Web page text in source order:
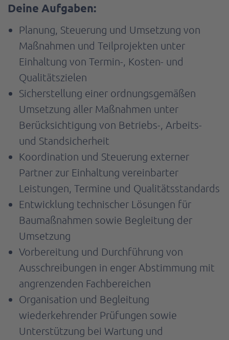
Deine Aufgaben:
Planung, Steuerung und Umsetzung von
Maßnahmen und Teilprojekten unter
Einhaltung von Termin-, Kosten- und
Qualitätszielen
Sicherstellung einer ordnungsgemäßen
Umsetzung aller Maßnahmen unter
Berücksichtigung von Betriebs-, Arbeits-
und Standsicherheit
Koordination und Steuerung externer
Partner zur Einhaltung vereinbarter
Leistungen, Termine und Qualitätsstandards
Entwicklung technischer Lösungen für
Baumaßnahmen sowie Begleitung der
Umsetzung
Vorbereitung und Durchführung von
Ausschreibungen in enger Abstimmung mit
angrenzenden Fachbereichen
Organisation und Begleitung
wiederkehrender Prüfungen sowie
Unterstützung bei Wartung und